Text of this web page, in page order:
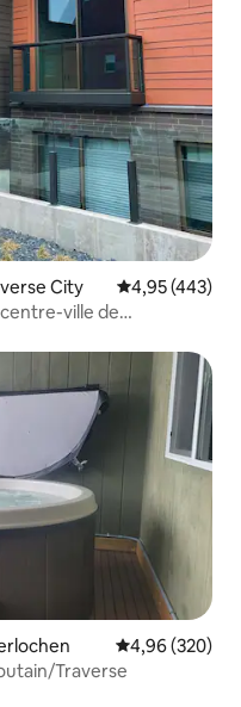
City Évaluation
4,95 (443)
ville de
appréciés
Évaluation
4,96 (320)
Traverse